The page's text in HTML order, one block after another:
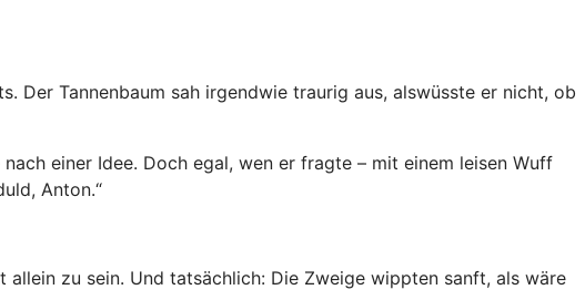
Der Tannenbaum sah irgendwie traurig aus, alswüsste er nicht, ob
einer Idee. Doch egal, wen er fragte – mit einem leisen Wuff
Anton.“
zu sein. Und tatsächlich: Die Zweige wippten sanft, als wäre